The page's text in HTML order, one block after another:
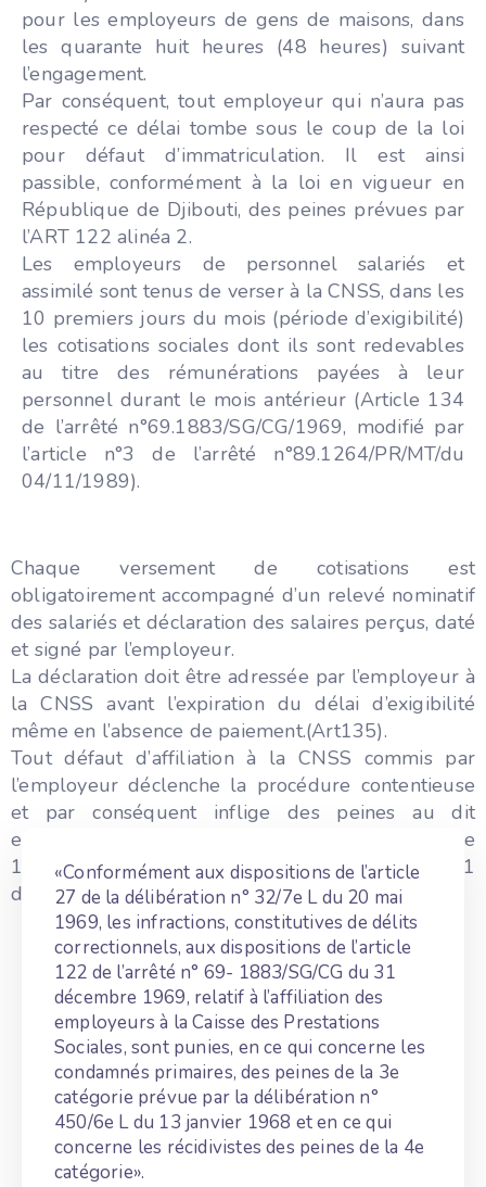
pour les employeurs de gens de maisons, dans
les quarante huit heures (48 heures) suivant
l’engagement.
Par conséquent, tout employeur qui n’aura pas
respecté ce délai tombe sous le coup de la loi
pour défaut d’immatriculation. Il est ainsi
passible, conformément à la loi en vigueur en
République de Djibouti, des peines prévues par
l’ART 122 alinéa 2.
Les employeurs de personnel salariés et
assimilé sont tenus de verser à la CNSS, dans les
10 premiers jours du mois (période d’exigibilité)
les cotisations sociales dont ils sont redevables
au titre des rémunérations payées à leur
personnel durant le mois antérieur (Article 134
de l’arrêté n°69.1883/SG/CG/1969, modifié par
l’article n°3 de l’arrêté n°89.1264/PR/MT/du
04/11/1989).
Chaque versement de cotisations est
obligatoirement accompagné d’un relevé nominatif
des salariés et déclaration des salaires perçus, daté
et signé par l’employeur.
La déclaration doit être adressée par l’employeur à
la CNSS avant l’expiration du délai d’exigibilité
même en l’absence de paiement.(Art135).
Tout défaut d’affiliation à la CNSS commis par
l’employeur déclenche la procédure contentieuse
et par conséquent inflige des peines au dit
employeur. Ce type d’infraction est prévu à l’article
10 al 2 de la loi n° 188/AN/85/1ère L du 31
décembre 1985 qui dispose :
«Conformément aux dispositions de l’article
27 de la délibération n° 32/7e L du 20 mai
1969, les infractions, constitutives de délits
correctionnels, aux dispositions de l’article
122 de l’arrêté n° 69- 1883/SG/CG du 31
décembre 1969, relatif à l’affiliation des
employeurs à la Caisse des Prestations
Sociales, sont punies, en ce qui concerne les
condamnés primaires, des peines de la 3e
catégorie prévue par la délibération n°
450/6e L du 13 janvier 1968 et en ce qui
concerne les récidivistes des peines de la 4e
catégorie».